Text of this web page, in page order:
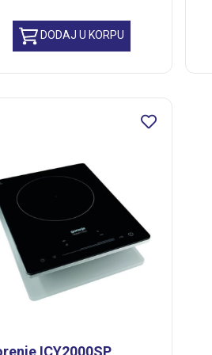
DODAJ U KORPU
ICY2000SP